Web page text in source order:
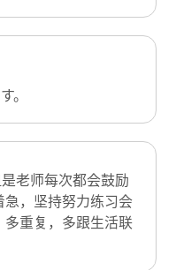
。
老师每次都会鼓励
，坚持努力练习会
重复，多跟生活联